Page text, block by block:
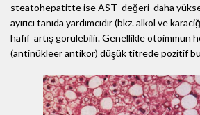
steatohepatitte ise AST değeri daha
ayırıcı tanıda yardımcıdır (bkz. alkol ve
hafif artış görülebilir. Genellikle otoimmun
(antinükleer antikor) düşük titrede pozitif